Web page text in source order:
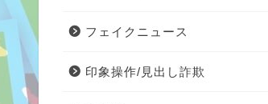
フェイクニュース
印象操作/見出し詐欺